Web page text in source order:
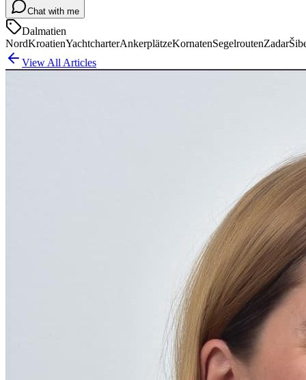
Chat with me
Dalmatien
NordKroatienYachtcharterAnkerplätzeKornatenSegelroutenZadar
View All Articles